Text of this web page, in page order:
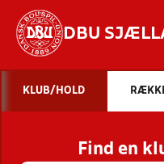
DBU
STILLINGER,
KLUB/HOLD
Find en